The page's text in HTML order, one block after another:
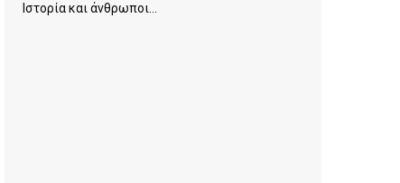
Ιστορία και άνθρωποι...